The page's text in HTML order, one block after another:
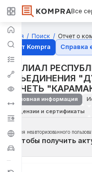
Все
Главная Поиск
Отчет о
Отчёт Kompra
Справка
ФИЛИАЛ
ОБЪЕДИНЕНИЯ
МЕЧЕТЬ
Основная информация
Лицензии и сертификаты
Для неавторизованного
Чтобы получить